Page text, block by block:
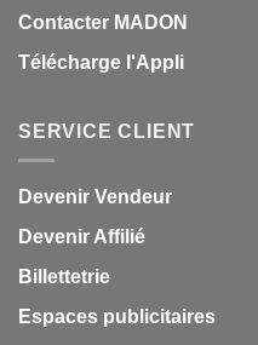
Contacter MADON
Télécharge l'Appli
SERVICE CLIENT
Devenir Vendeur
Devenir Affilié
Billettetrie
Espaces publicitaires